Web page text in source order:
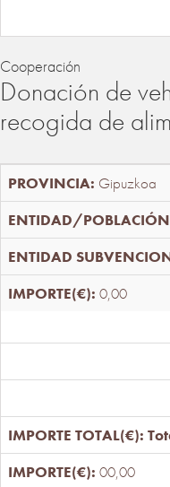
Cooperación
Donación de
recogida de
Gipuzkoa
0,00
00,00